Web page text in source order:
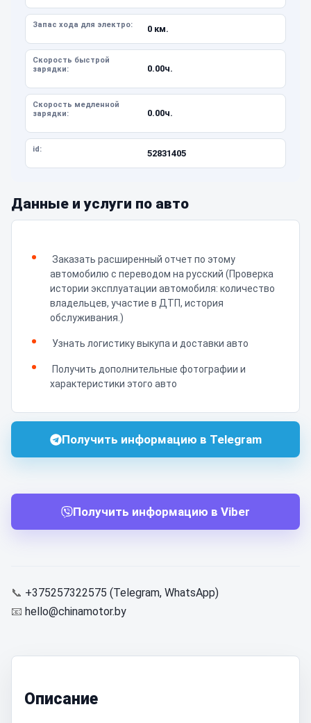
Запас хода для электро: 0 км.
Скорость быстрой
зарядки:
0.00ч.
Скорость медленной
зарядки:
0.00ч.
id: 52831405
Данные и услуги по авто
Заказать расширенный отчет по этому
автомобилю с переводом на русский (Проверка
истории эксплуатации автомобиля: количество
владельцев, участие в ДТП, история
обслуживания.)
Узнать логистику выкупа и доставки авто
Получить дополнительные фотографии и
характеристики этого авто
Получить информацию в Telegram
Получить информацию в Viber
📞 +375257322575 (Telegram, WhatsApp)
📧 hello@chinamotor.by
Описание